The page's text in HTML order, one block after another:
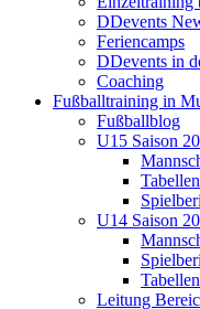
DDevents
Feriencamps
DDevents in
Coaching
Fußballtraining in
Fußballblog
U15 Saison
U14 Saison
Leitung